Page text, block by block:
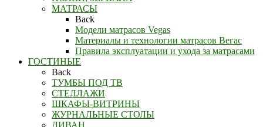
МАТРАСЫ
Back
Модели матрасов Vegas
Материалы и технологии матрасов Вегас
Правила эксплуатации и ухода за матрасами
ГОСТИНЫЕ
Back
ТУМБЫ ПОД ТВ
СТЕЛЛАЖИ
ШКАФЫ-ВИТРИНЫ
ЖУРНАЛЬНЫЕ СТОЛЫ
ДИВАН